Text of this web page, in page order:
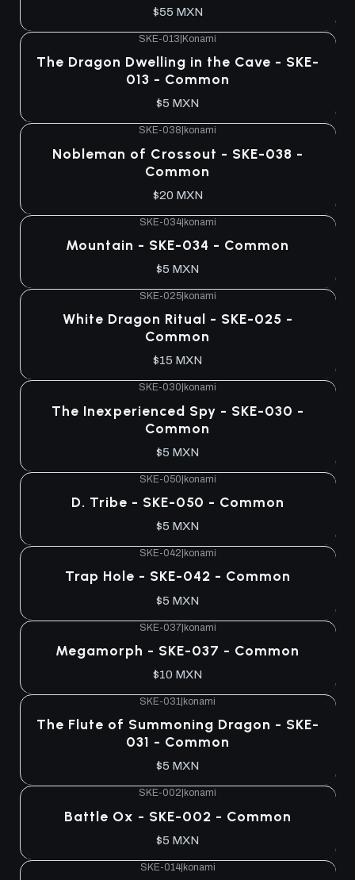
$55 MXN
SKE-013 Konami
The Dragon Dwelling in the Cave - SKE-
013 - Common
$5 MXN
SKE-038 konami
Nobleman of Crossout - SKE-038 -
Common
$20 MXN
SKE-034|konami
Mountain - SKE-034 - Common
$5 MXN
SKE-025| konami
White Dragon Ritual - SKE-025 -
Common
$15 MXN
SKE-030 konami
The Inexperienced Spy - SKE-030 -
Common
$5 MXN
SKE-050|konami
D. Tribe - SKE-050 - Common
$5 MXN
SKE-042 konami
Trap Hole - SKE-042 - Common
$5 MXN
SKE-037|konami
Megamorph - SKE-037 - Common
$10 MXN
SKE-031 konami
The Flute of Summoning Dragon - SKE-
031 - Common
$5 MXN
SKE-002 konami
Battle Ox - SKE-002 - Common
$5 MXN
SKE-014|konami